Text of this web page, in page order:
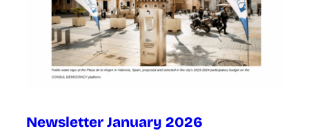
Newsletter January 2026